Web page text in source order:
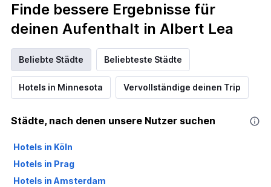
Finde bessere Ergebnisse für
deinen Aufenthalt in Albert Lea
Beliebte Städte Beliebteste Städte
Hotels in Minnesota Vervollständige deinen Trip
Städte, nach denen unsere Nutzer suchen
Hotels in Köln
Hotels in Prag
Hotels in Amsterdam